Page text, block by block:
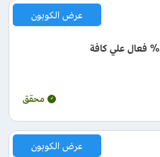
كود خصم ماي الورد 2026 بقيمة 5% فعال علي كافة
عرض الكوبون
محقق
عرض الكوبون